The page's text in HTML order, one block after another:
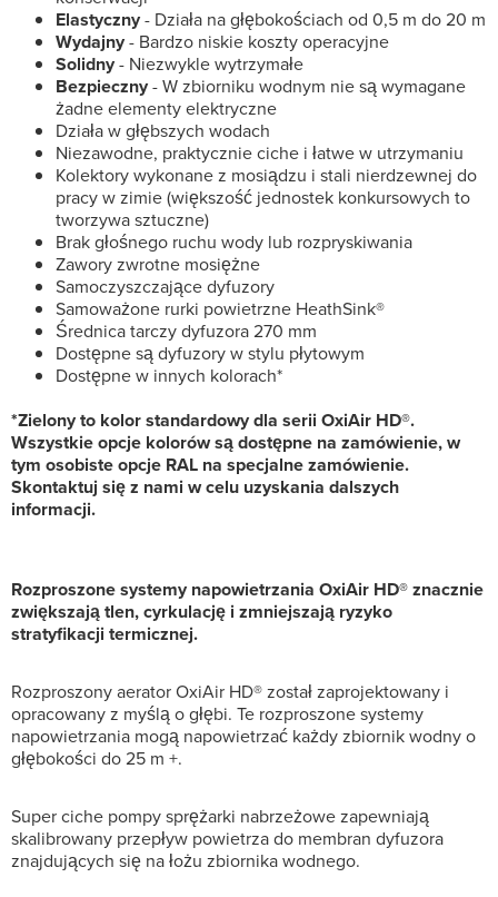
Elastyczny- Działa na głębokościach od 0,5 m do 20 m
Wydajny- Bardzo niskie koszty operacyjne
Solidny- Niezwykle wytrzymałe
Bezpieczny- W zbiorniku wodnym nie są wymagane
żadne elementy elektryczne
Działa w głębszych wodach
Niezawodne, praktycznie ciche i łatwe w utrzymaniu
Kolektory wykonane z mosiądzu i stali nierdzewnej do
pracy w zimie (większość jednostek konkursowych to
tworzywa sztuczne)
Brak głośnego ruchu wody lub rozpryskiwania
Zawory zwrotne mosiężne
Samoczyszczające dyfuzory
Samoważone rurki powietrzne HeathSink®
Średnica tarczy dyfuzora 270 mm
Dostępne są dyfuzory w stylu płytowym
Dostępne w innych kolorach*
*Zielony to kolor standardowy dla serii OxiAir HD®.
Wszystkie opcje kolorów są dostępne na zamówienie, w
tym osobiste opcje RAL na specjalne zamówienie.
Skontaktuj się z nami w celu uzyskania dalszych
informacji.
Rozproszone systemy napowietrzania OxiAir HD® znacznie
zwiększają tlen, cyrkulację i zmniejszają ryzyko
stratyfikacji termicznej.
Rozproszony aerator OxiAir HD® został zaprojektowany i
opracowany z myślą o głębi. Te rozproszone systemy
napowietrzania mogą napowietrzać każdy zbiornik wodny o
głębokości do 25 m +.
Super ciche pompy sprężarki nabrzeżowe zapewniają
skalibrowany przepływ powietrza do membran dyfuzora
znajdujących się na łożu zbiornika wodnego.